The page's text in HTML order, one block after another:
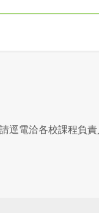
逕電洽各校課程負責